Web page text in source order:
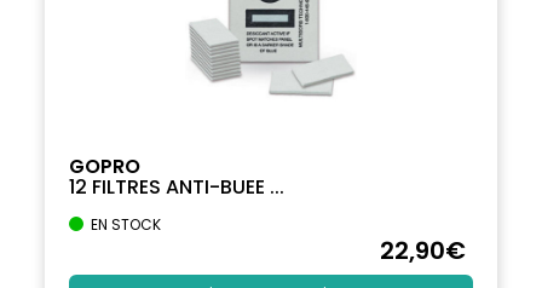
GOPRO
12 FILTRES ANTI-BUEE ...
EN STOCK
22,90€